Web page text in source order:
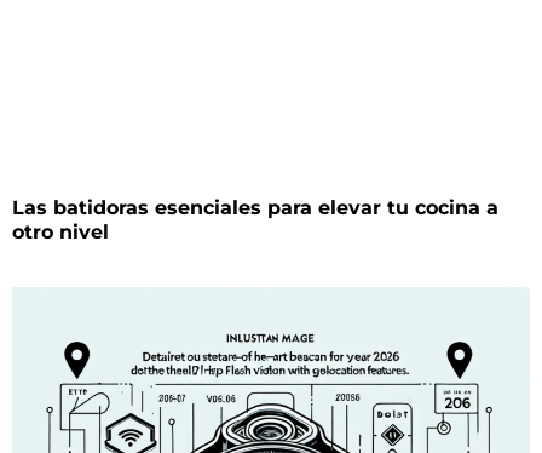
Las batidoras esenciales para elevar tu cocina a
otro nivel